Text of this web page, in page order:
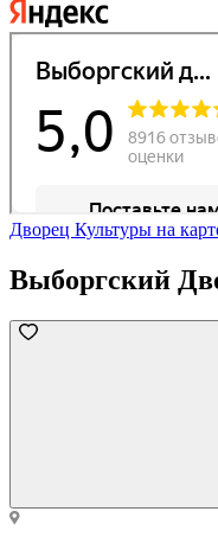
Дворец Культуры на
Выборгский